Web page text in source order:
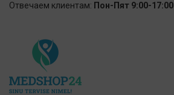
Отвечаем клиентам: Пон-Пят 9:00-17:00